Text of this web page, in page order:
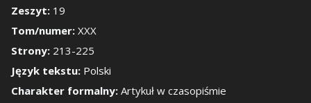
Ukryj panel
Zeszyt: 19
Tom/numer:XXX
Strony: 213-225
Język tekstu: Polski
Charakter formalny:Artykuł w czasopiśmie